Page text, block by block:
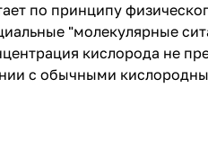
по принципу
"молекулярные
кислорода не
с обычными